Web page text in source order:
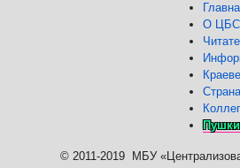
О ЦБС
© 2011-2019 МБУ